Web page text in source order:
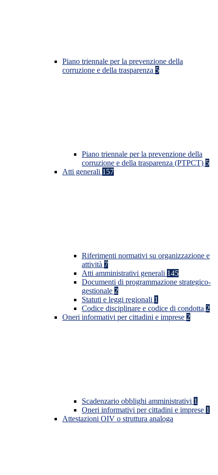
Piano triennale per la prevenzione della
corruzione e della trasparenza 5
Piano triennale per la prevenzione della
corruzione e della trasparenza (PTPCT) 5
Atti generali 157
Riferimenti normativi su organizzazione e
attività 7
Atti amministrativi generali 145
Documenti di programmazione strategico-
gestionale 2
Statuti e leggi regionali 1
Codice disciplinare e codice di condotta 2
Oneri informativi per cittadini e imprese 2
Scadenzario obblighi amministrativi 1
Oneri informativi per cittadini e imprese 1
Attestazioni OIV o struttura analoga